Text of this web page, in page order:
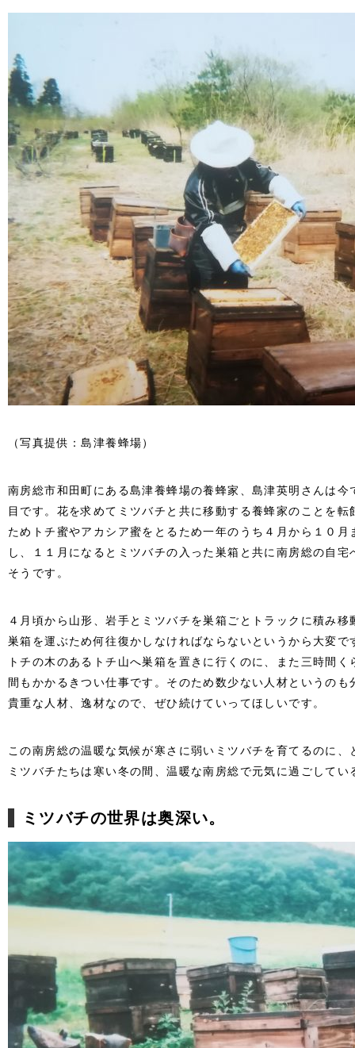
（写真提供：島津養蜂場）
南房総市和田町にある島津養蜂場の養蜂家、島津英明さんは
目です。花を求めてミツバチと共に移動する養蜂家のことを
ためトチ蜜やアカシア蜜をとるため一年のうち４月から１０
し、１１月になるとミツバチの入った巣箱と共に南房総の自
そうです。
４月頃から山形、岩手とミツバチを巣箱ごとトラックに積み
巣箱を運ぶため何往復かしなければならないというから大変
トチの木のあるトチ山へ巣箱を置きに行くのに、また三時間
間もかかるきつい仕事です。そのため数少ない人材というの
貴重な人材、逸材なので、ぜひ続けていってほしいです。
この南房総の温暖な気候が寒さに弱いミツバチを育てるのに
ミツバチたちは寒い冬の間、温暖な南房総で元気に過ごしてい
ミツバチの世界は奥深い。